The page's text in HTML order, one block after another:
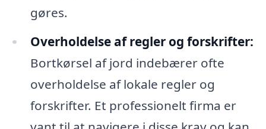
gøres.
Overholdelse af regler og forskrifter:
Bortkørsel af jord indebærer ofte
overholdelse af lokale regler og
forskrifter. Et professionelt firma er